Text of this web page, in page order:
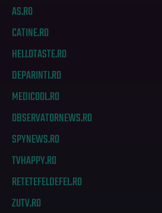
AS.RO
CATINE.RO
HELLOTASTE.RO
DEPARINTI.RO
MEDICOOL.RO
OBSERVATORNEWS.RO
SPYNEWS.RO
TVHAPPY.RO
RETETEFELDEFEL.RO
ZUTV.RO